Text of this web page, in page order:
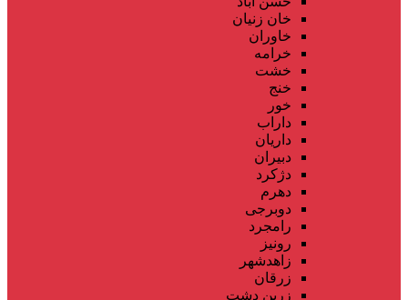
خان زنیان
خاوران
خرامه
خشت
خنج
خور
داراب
داریان
دبیران
دژکرد
دهرم
دوبرجی
رامجرد
رونیز
زاهدشهر
زرقان
زرین دشت